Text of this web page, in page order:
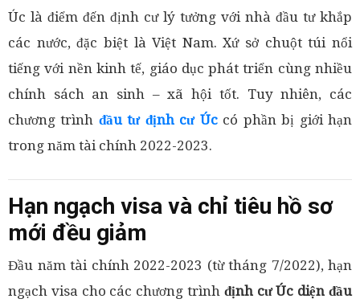
Úc là điểm đến định cư lý tưởng với nhà đầu tư khắp
các nước, đặc biệt là Việt Nam. Xứ sở chuột túi nổi
tiếng với nền kinh tế, giáo dục phát triển cùng nhiều
chính sách an sinh – xã hội tốt. Tuy nhiên, các
chương trình đầu tư định cư Úccó phần bị giới hạn
trong năm tài chính 2022-2023.
Hạn ngạch visa và chỉ tiêu hồ sơ
mới đều giảm
Đầu năm tài chính 2022-2023 (từ tháng 7/2022), hạn
ngạch visa cho các chương trình định cư Úc diện đầu